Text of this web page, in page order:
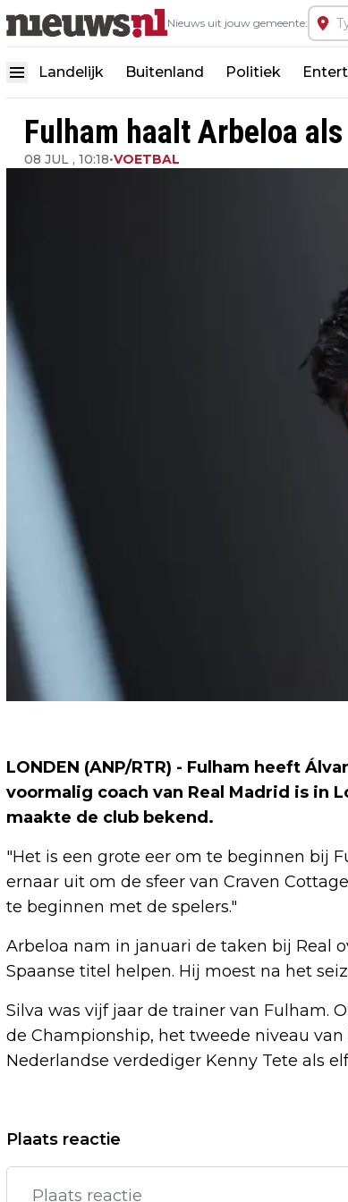
Nieuws uit jouw gemeente:
Landelijk Buitenland Politiek
Fulham haalt Arbeloa
08 JUL , 10:18•VOETBAL
LONDEN (ANP/RTR) - Fulham heeft
voormalig coach van Real Madrid is in
maakte de club bekend.
"Het is een grote eer om te beginnen bij
ernaar uit om de sfeer van Craven
te beginnen met de spelers."
Arbeloa nam in januari de taken bij Real
Spaanse titel helpen. Hij moest na het
Silva was vijf jaar de trainer van Fulham.
de Championship, het tweede niveau
Nederlandse verdediger Kenny Tete als
Vorig artikel
AJAX BEVESTIGT TERUGKEER
VERDEDIGER BLIND
Plaats reactie